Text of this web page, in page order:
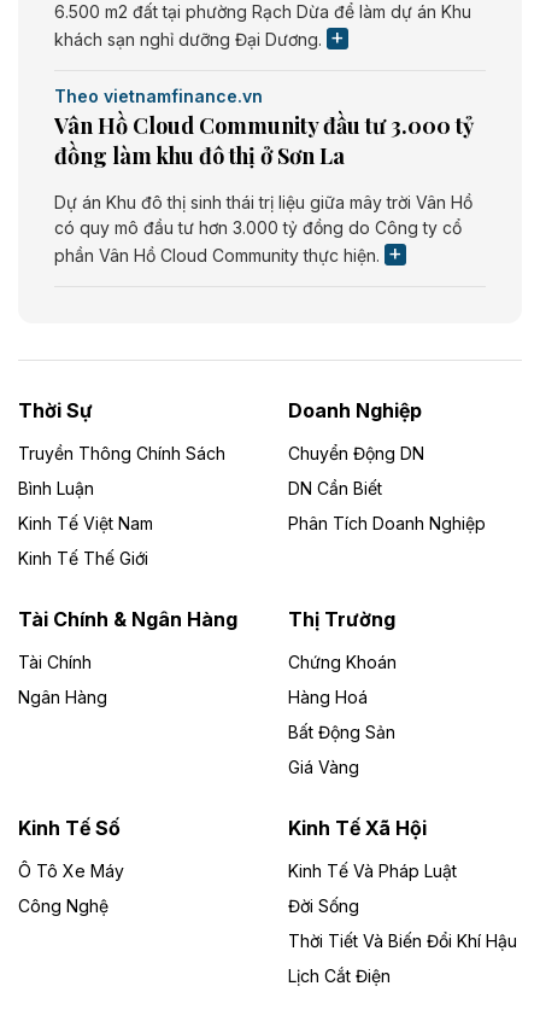
6.500 m2 đất tại phường Rạch Dừa để làm dự án Khu
khách sạn nghỉ dưỡng Đại Dương.
Theo vietnamfinance.vn
Vân Hồ Cloud Community đầu tư 3.000 tỷ
đồng làm khu đô thị ở Sơn La
Dự án Khu đô thị sinh thái trị liệu giữa mây trời Vân Hồ
có quy mô đầu tư hơn 3.000 tỷ đồng do Công ty cổ
phần Vân Hồ Cloud Community thực hiện.
Dự án Nhà máy xử lý rác và phát điện Bắc Giang do
Công ty TNHH Năng lượng môi trường Bắc Giang làm
Theo vietnamfinance.vn
Đức Long Gia Lai mở rộng ‘hệ sinh thái’
Lai
Bốn doanh nghiệp có sự góp vốn của Công ty Cổ
phần Tập đoàn Đức Long Gia Lai (HoSE: DLG) được
Gia Lai với tổng vốn hơn 4.750 tỷ đồng.
Đồng Nai cho thuê gần 59 ha đất làm khu
công nghiệp ở Long Thành
UBND TP Đồng Nai cho Công ty Amata thuê gần 59 ha
đất để đầu tư khu công nghiệp công nghệ cao Long
Thời Sự
Truyền Thông Chính Sách
Bình Luận
Kinh Tế Việt Nam
Kinh Tế Thế Giới
Doanh Nghiệp
Chuyển Động DN
DN Cần Biết
Phân Tích Doanh Nghiệp
Tài Chính & Ngân Hàng
Tài Chính
Ngân Hàng
Thị Trường
Chứng Khoán
Hàng Hoá
Bất Động Sản
Giá Vàng
Kinh Tế Số
Ô Tô Xe Máy
Công Nghệ
Kinh Tế Xã Hội
Kinh Tế Và Pháp Luật
Đời Sống
Thời Tiết Và Biến Đổi Khí Hậu
Lịch Cắt Điện